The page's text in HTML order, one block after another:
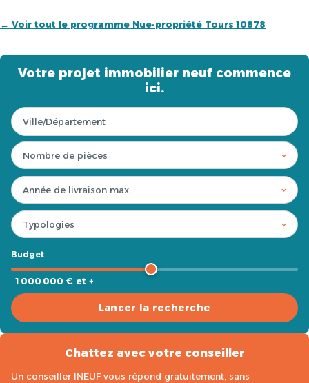
← Voir tout le programme Nue-propriété Tours 10878
Votre projet immobilier neuf commence
ici.
Budget
1 000 000 € et +
Lancer la recherche
Chattez avec votre conseiller
Un conseiller INEUF vous répond gratuitement, sans